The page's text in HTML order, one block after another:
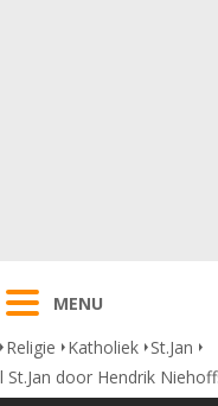
MENU
Religie Katholiek St.Jan
St.Jan door Hendrik